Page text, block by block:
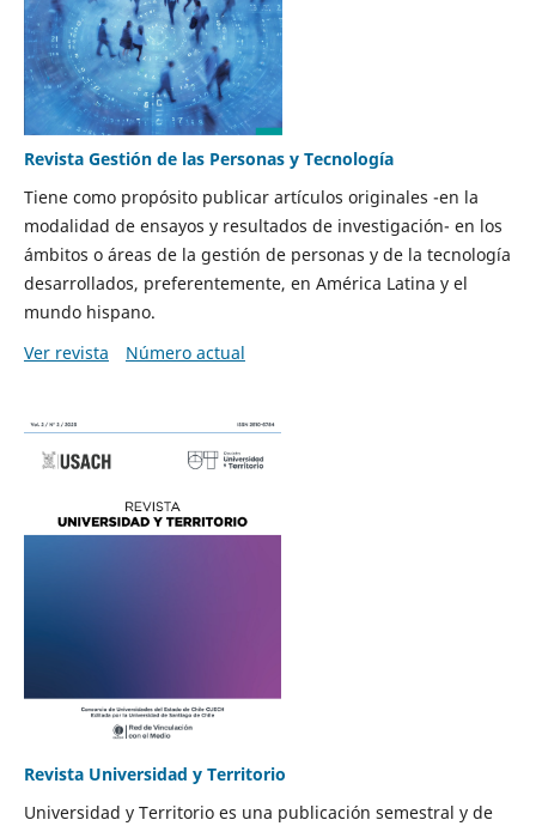
Revista Gestión de las Personas y Tecnología
Tiene como propósito publicar artículos originales -en la
modalidad de ensayos y resultados de investigación- en los
ámbitos o áreas de la gestión de personas y de la tecnología
desarrollados, preferentemente, en América Latina y el
mundo hispano.
Ver revista
Número actual
Revista Universidad y Territorio
Universidad y Territorio es una publicación semestral y de